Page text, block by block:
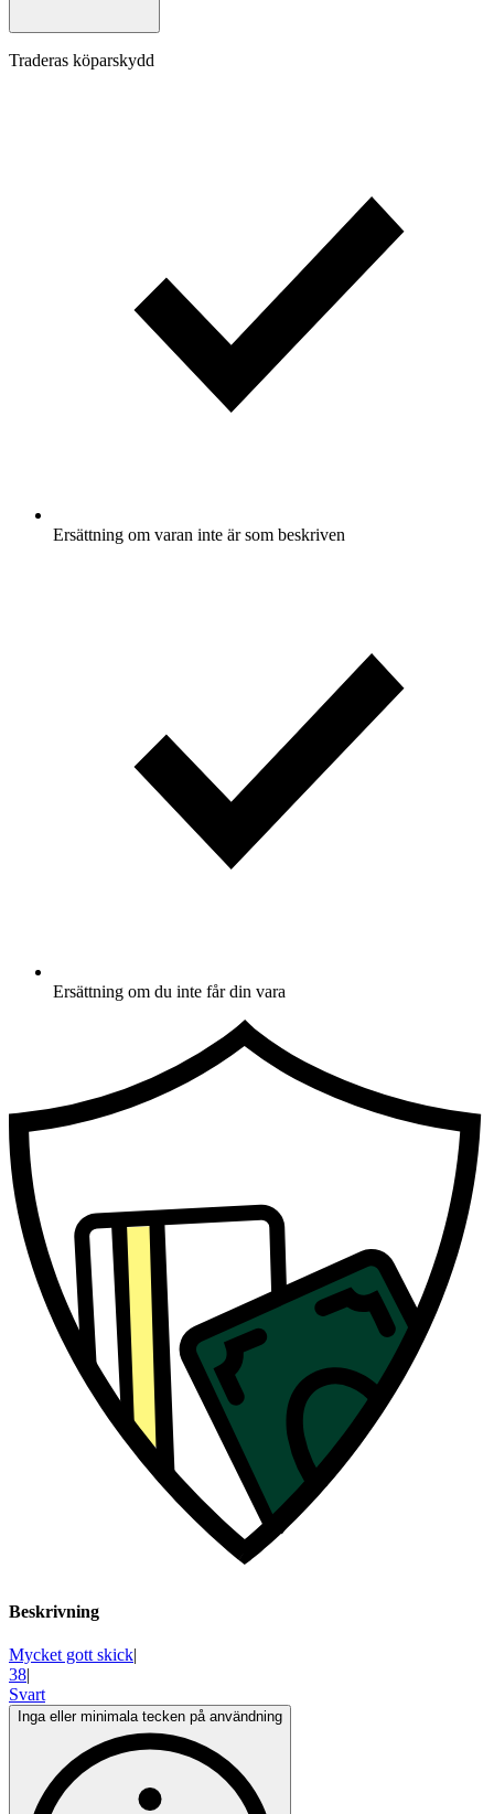
Traderas köparskydd
Ersättning om varan inte är som beskriven
Ersättning om du inte får din vara
Beskrivning
Mycket gott skick|
38|
Svart
Inga eller minimala tecken på användning